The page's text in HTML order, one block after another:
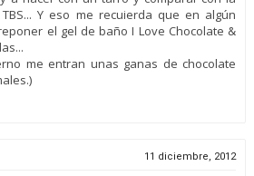
Y eso me recuierda que en algún
el gel de baño I Love Chocolate &
me entran unas ganas de chocolate
11 diciembre, 2012